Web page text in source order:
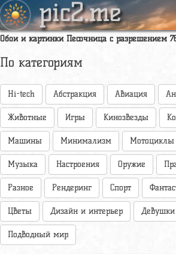
pic2.me
Обои и картинки Песочница с разрешением
По категориям
Hi-tech Абстракция Авиация
Животные Игры Кинозвезды
Машины Минимализм Мотоциклы
Музыка Настроения Оружие
Разное Рендеринг Спорт
Цветы Дизайн и интерьер Девушки
Подводный мир